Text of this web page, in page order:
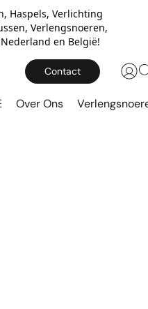
Haspels, Verlichting
Verlengsnoeren,
en België!
Contact
Over Ons